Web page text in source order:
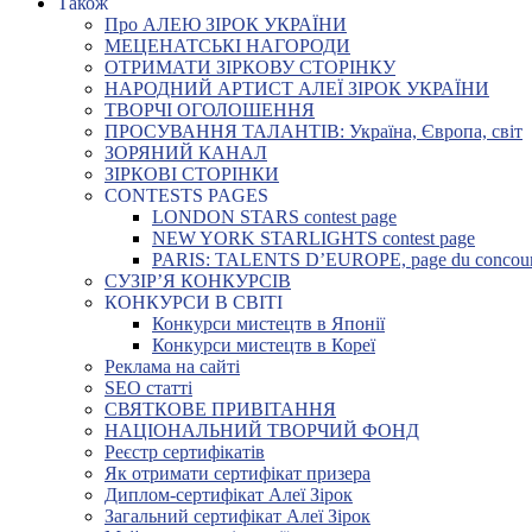
Про АЛЕЮ ЗІРОК УКРАЇНИ
МЕЦЕНАТСЬКІ НАГОРОДИ
ОТРИМАТИ ЗІРКОВУ СТОРІНКУ
НАРОДНИЙ АРТИСТ АЛЕЇ ЗІРОК УКРАЇНИ
ТВОРЧІ ОГОЛОШЕННЯ
ПРОСУВАННЯ ТАЛАНТІВ: Україна, Європа, світ
ЗОРЯНИЙ КАНАЛ
ЗІРКОВІ СТОРІНКИ
CONTESTS PAGES
LONDON STARS contest page
NEW YORK STARLIGHTS contest page
PARIS: TALENTS D’EUROPE, page du
СУЗІР’Я КОНКУРСІВ
КОНКУРСИ В СВІТІ
Конкурси мистецтв в Японії
Конкурси мистецтв в Кореї
Реклама на сайті
SEO статті
СВЯТКОВЕ ПРИВІТАННЯ
НАЦІОНАЛЬНИЙ ТВОРЧИЙ ФОНД
Реєстр сертифікатів
Як отримати сертифікат призера
Диплом-сертифікат Алеї Зірок
Загальний сертифікат Алеї Зірок